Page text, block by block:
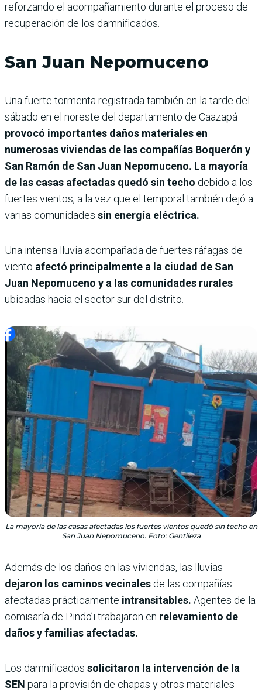
reforzando el acompañamiento durante el proceso de
recuperación de los damnificados.
San Juan Nepomuceno
Una fuerte tormenta registrada también en la tarde del
sábado en el noreste del departamento de Caazapá
provocó importantes daños materiales en
numerosas viviendas de las compañías Boquerón y
San Ramón de San Juan Nepomuceno. La mayoría
de las casas afectadas quedó sin techo debido a los
fuertes vientos, a la vez que el temporal también dejó a
varias comunidades sin energía eléctrica.
Una intensa lluvia acompañada de fuertes ráfagas de
viento afectó principalmente a la ciudad de San
Juan Nepomuceno y a las comunidades rurales
ubicadas hacia el sector sur del distrito.
La mayoría de las casas afectadas los fuertes vientos quedó sin techo en
San Juan Nepomuceno. Foto: Gentileza
Además de los daños en las viviendas, las lluvias
dejaron los caminos vecinales de las compañías
afectadas prácticamente intransitables. Agentes de la
comisaría de Pindo’i trabajaron en relevamiento de
daños y familias afectadas.
Los damnificados solicitaron la intervención de la
SEN para la provisión de chapas y otros materiales